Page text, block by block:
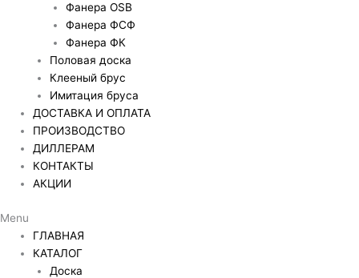
Фанера OSB
Фанера ФСФ
Фанера ФК
Половая доска
Клееный брус
Имитация бруса
ДОСТАВКА И ОПЛАТА
ПРОИЗВОДСТВО
ДИЛЛЕРАМ
КОНТАКТЫ
АКЦИИ
Menu
ГЛАВНАЯ
КАТАЛОГ
Доска